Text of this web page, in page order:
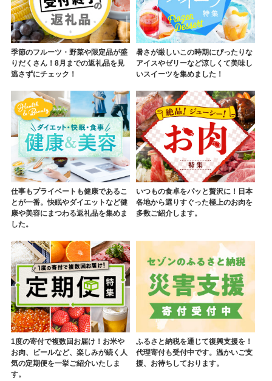
季節のフルーツ・野菜や限定品が盛
りだくさん！8月までの返礼品を見
逃さずにチェック！
暑さが厳しいこの時期にぴったりな
アイスやゼリーなど涼しくて美味し
いスイーツを集めました！
仕事もプライベートも健康であるこ
とが一番。快眠やダイエットなど健
康や美容にまつわる返礼品を集めま
した。
いつもの食卓をパッと贅沢に！日本
各地から選りすぐった極上のお肉を
多数ご紹介します。
1度の寄付で複数回お届け！お米や
お肉、ビールなど、楽しみが続く人
気の定期便を一挙ご紹介いたしま
す。
ふるさと納税を通じて復興支援を！
代理寄付も受付中です。温かいご支
援、お待ちしております。